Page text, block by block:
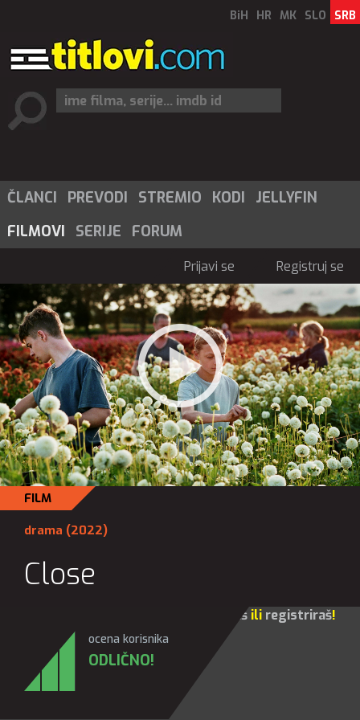
BiH HR MK SLO SRB
ČLANCI PREVODI STREMIO KODI
JELLYFIN
FILMOVI
SERIJE FORUM
Prijavi se Registruj se
FILM
drama (2022)
Close
prijaviš ili registriraš!
ocena korisnika
ODLIČNO!